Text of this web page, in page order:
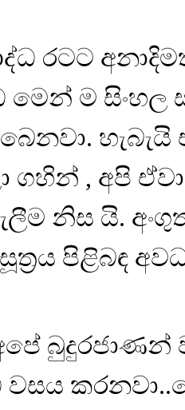
රටට
මෙන් ම සිංහල
ගහින් , අපි
නිස යි.
පිළිබඳ
වසය